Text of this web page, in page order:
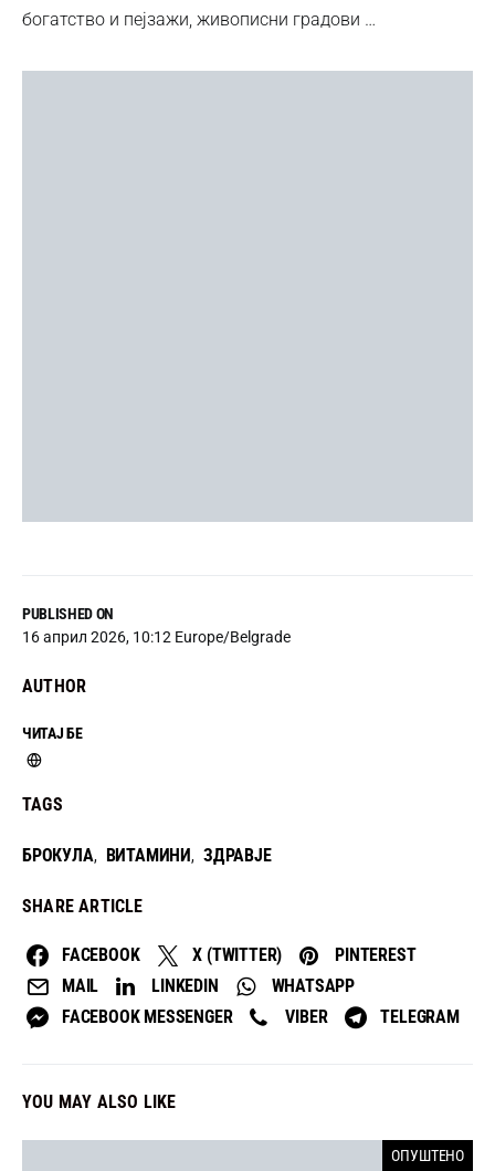
PUBLISHED ON
16 април 2026, 10:12 Europe/Belgrade
AUTHOR
ЧИТАЈ БЕ
TAGS
БРОКУЛА, ВИТАМИНИ, ЗДРАВЈЕ
SHARE ARTICLE
FACEBOOK X (TWITTER)
PINTEREST
MAIL
LINKEDIN
WHATSAPP
FACEBOOK MESSENGER
VIBER TELEGRAM
богатство и пејзажи, живописни градови …
YOU MAY ALSO LIKE
ОПУШТЕНО